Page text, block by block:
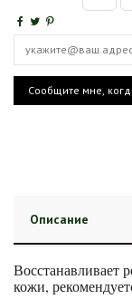
Описание
Восстанавливает
кожи,